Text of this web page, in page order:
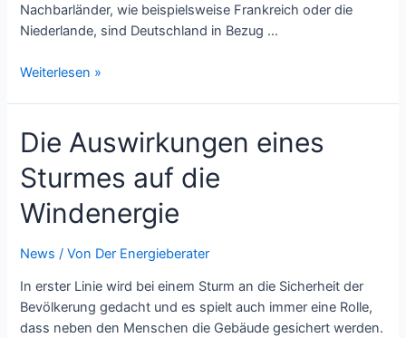
Nachbarländer, wie beispielsweise Frankreich oder die
Niederlande, sind Deutschland in Bezug …
Mögliche
Benzin
Weiterlesen »
Die Auswirkungen eines
Sturmes auf die
Windenergie
News / Von Der Energieberater
In erster Linie wird bei einem Sturm an die Sicherheit der
Bevölkerung gedacht und es spielt auch immer eine Rolle,
dass neben den Menschen die Gebäude gesichert werden.